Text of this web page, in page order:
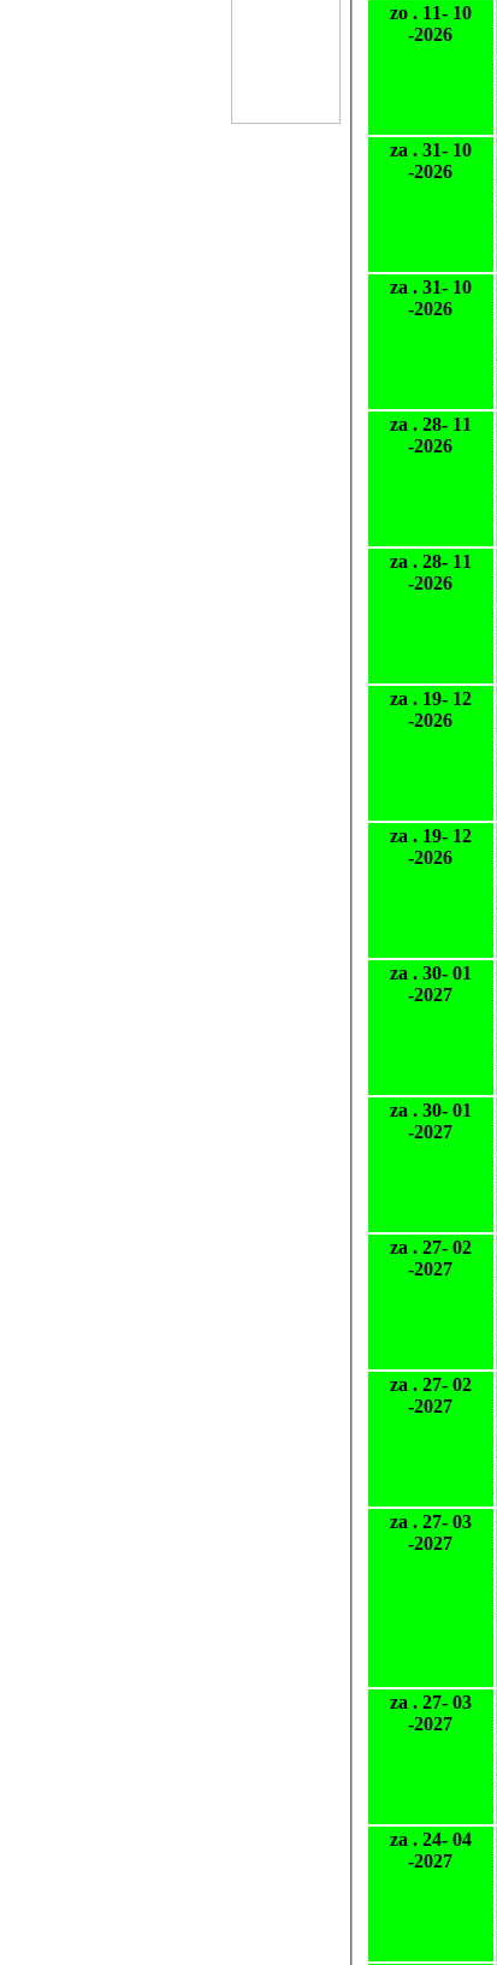
zo . 11- 10
-2026
za . 31- 10
-2026
za . 31- 10
-2026
za . 28- 11
-2026
za . 28- 11
-2026
za . 19- 12
-2026
za . 19- 12
-2026
za . 30- 01
-2027
za . 30- 01
-2027
za . 27- 02
-2027
za . 27- 02
-2027
za . 27- 03
-2027
za . 27- 03
-2027
za . 24- 04
-2027